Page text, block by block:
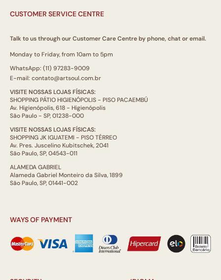
CUSTOMER SERVICE CENTRE
Talk to us through our Customer Care Centre by phone, chat or email.
Monday to Friday, from 10am to 5pm
WhatsApp: (11) 97283-9009
E-mail: contato@artsoul.com.br
VISITE NOSSAS LOJAS FÍSICAS:
SHOPPING PÁTIO HIGIENÓPOLIS - PISO PACAEMBÚ
Av. Higienópolis, 618 - Higienópolis
São Paulo - SP, 01238-000
VISITE NOSSAS LOJAS FÍSICAS:
SHOPPING JK IGUATEMI - PISO TÉRREO
Av. Pres. Juscelino Kubitschek, 2041
São Paulo, SP, 04543-011
ALAMEDA GABRIEL
Alameda Gabriel Monteiro da Silva, 1899
São Paulo, SP, 01441-002
WAYS OF PAYMENT